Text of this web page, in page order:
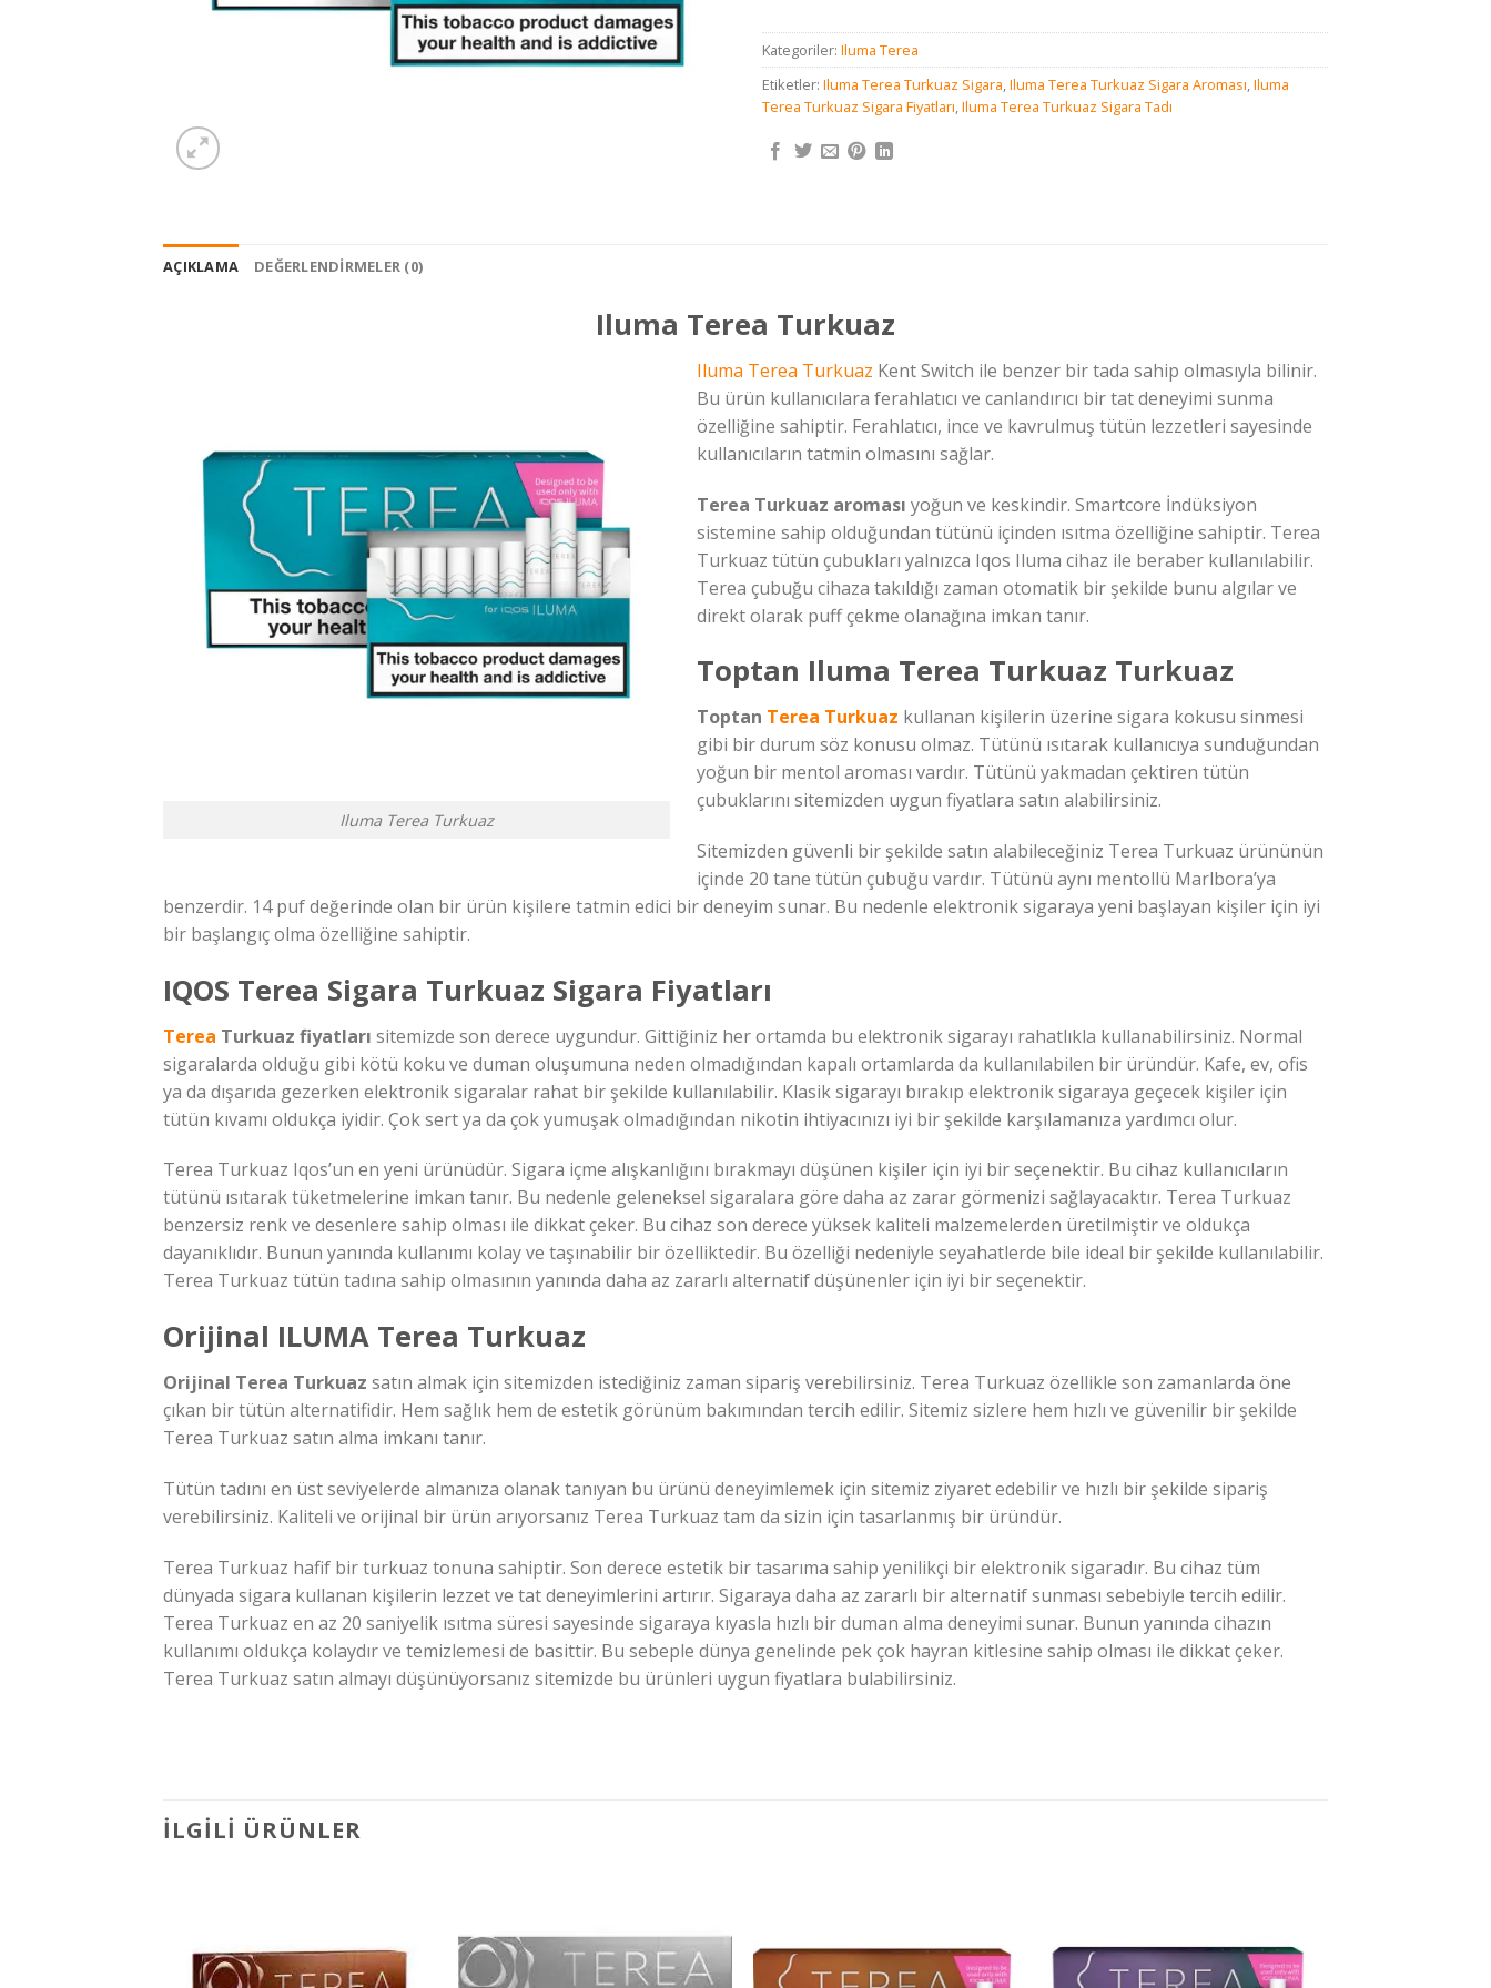
Kategoriler: Iluma Terea
Etiketler: Iluma Terea Turkuaz Sigara Iluma Terea Turkuaz Sigara Aroması Iluma
Terea Turkuaz Sigara Fiyatları Iluma Terea Turkuaz Sigara Tadı
AÇIKLAMA DEĞERLENDIRMELER (0)
Iluma Terea Turkuaz
Iluma Terea Turkuaz
Iluma Terea Turkuaz Kent Switch ile benzer bir tada sahip olmasıyla bilinir.
Bu ürün kullanıcılara ferahlatıcı ve canlandırıcı bir tat deneyimi sunma
özelliğine sahiptir. Ferahlatıcı, ince ve kavrulmuş tütün lezzetleri sayesinde
kullanıcıların tatmin olmasını sağlar.
Terea Turkuaz aroması yoğun ve keskindir. Smartcore İndüksiyon
sistemine sahip olduğundan tütünü içinden ısıtma özelliğine sahiptir. Terea
Turkuaz tütün çubukları yalnızca Iqos Iluma cihaz ile beraber kullanılabilir.
Terea çubuğu cihaza takıldığı zaman otomatik bir şekilde bunu algılar ve
direkt olarak puff çekme olanağına imkan tanır.
Toptan Iluma Terea Turkuaz Turkuaz
Toptan Terea Turkuaz kullanan kişilerin üzerine sigara kokusu sinmesi
gibi bir durum söz konusu olmaz. Tütünü ısıtarak kullanıcıya sunduğundan
yoğun bir mentol aroması vardır. Tütünü yakmadan çektiren tütün
çubuklarını sitemizden uygun fiyatlara satın alabilirsiniz.
Sitemizden güvenli bir şekilde satın alabileceğiniz Terea Turkuaz ürününün
içinde 20 tane tütün çubuğu vardır. Tütünü aynı mentollü Marlbora’ya
benzerdir. 14 puf değerinde olan bir ürün kişilere tatmin edici bir deneyim sunar. Bu nedenle elektronik sigaraya yeni başlayan kişiler için iyi
bir başlangıç olma özelliğine sahiptir.
IQOS Terea Sigara Turkuaz Sigara Fiyatları
Terea Turkuaz fiyatları sitemizde son derece uygundur. Gittiğiniz her ortamda bu elektronik sigarayı rahatlıkla kullanabilirsiniz. Normal
sigaralarda olduğu gibi kötü koku ve duman oluşumuna neden olmadığından kapalı ortamlarda da kullanılabilen bir üründür. Kafe, ev, ofis
ya da dışarıda gezerken elektronik sigaralar rahat bir şekilde kullanılabilir. Klasik sigarayı bırakıp elektronik sigaraya geçecek kişiler için
tütün kıvamı oldukça iyidir. Çok sert ya da çok yumuşak olmadığından nikotin ihtiyacınızı iyi bir şekilde karşılamanıza yardımcı olur.
Terea Turkuaz Iqos’un en yeni ürünüdür. Sigara içme alışkanlığını bırakmayı düşünen kişiler için iyi bir seçenektir. Bu cihaz kullanıcıların
tütünü ısıtarak tüketmelerine imkan tanır. Bu nedenle geleneksel sigaralara göre daha az zarar görmenizi sağlayacaktır. Terea Turkuaz
benzersiz renk ve desenlere sahip olması ile dikkat çeker. Bu cihaz son derece yüksek kaliteli malzemelerden üretilmiştir ve oldukça
dayanıklıdır. Bunun yanında kullanımı kolay ve taşınabilir bir özelliktedir. Bu özelliği nedeniyle seyahatlerde bile ideal bir şekilde kullanılabilir.
Terea Turkuaz tütün tadına sahip olmasının yanında daha az zararlı alternatif düşünenler için iyi bir seçenektir.
Orijinal ILUMA Terea Turkuaz
Orijinal Terea Turkuaz satın almak için sitemizden istediğiniz zaman sipariş verebilirsiniz. Terea Turkuaz özellikle son zamanlarda öne
çıkan bir tütün alternatifidir. Hem sağlık hem de estetik görünüm bakımından tercih edilir. Sitemiz sizlere hem hızlı ve güvenilir bir şekilde
Terea Turkuaz satın alma imkanı tanır.
Tütün tadını en üst seviyelerde almanıza olanak tanıyan bu ürünü deneyimlemek için sitemiz ziyaret edebilir ve hızlı bir şekilde sipariş
verebilirsiniz. Kaliteli ve orijinal bir ürün arıyorsanız Terea Turkuaz tam da sizin için tasarlanmış bir üründür.
Terea Turkuaz hafif bir turkuaz tonuna sahiptir. Son derece estetik bir tasarıma sahip yenilikçi bir elektronik sigaradır. Bu cihaz tüm
dünyada sigara kullanan kişilerin lezzet ve tat deneyimlerini artırır. Sigaraya daha az zararlı bir alternatif sunması sebebiyle tercih edilir.
Terea Turkuaz en az 20 saniyelik ısıtma süresi sayesinde sigaraya kıyasla hızlı bir duman alma deneyimi sunar. Bunun yanında cihazın
kullanımı oldukça kolaydır ve temizlemesi de basittir. Bu sebeple dünya genelinde pek çok hayran kitlesine sahip olması ile dikkat çeker.
Terea Turkuaz satın almayı düşünüyorsanız sitemizde bu ürünleri uygun fiyatlara bulabilirsiniz.
İLGILI ÜRÜNLER